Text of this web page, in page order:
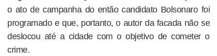
o ato de campanha do então candidato Bolsonaro foi
programado e que, portanto, o autor da facada não se
deslocou até a cidade com o objetivo de cometer o
crime.